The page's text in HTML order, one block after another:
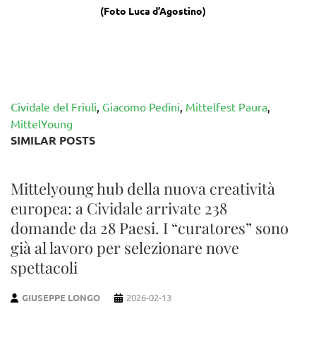
(Foto Luca d’Agostino)
Cividale del Friuli Giacomo Pedini Mittelfest Paura
MittelYoung
SIMILAR POSTS
Mittelyoung hub della nuova creatività
europea: a Cividale arrivate 238
domande da 28 Paesi. I “curatores” sono
già al lavoro per selezionare nove
spettacoli
GIUSEPPE LONGO 2026-02-13